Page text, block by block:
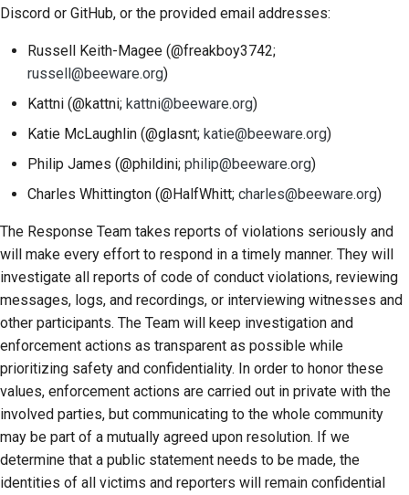
Discord or GitHub, or the provided email addresses:
Russell Keith-Magee (@freakboy3742;
russell@beeware.org)
Kattni (@kattni; kattni@beeware.org)
Katie McLaughlin (@glasnt; katie@beeware.org)
Philip James (@phildini; philip@beeware.org)
Charles Whittington (@HalfWhitt; charles@beeware.org)
The Response Team takes reports of violations seriously and
will make every effort to respond in a timely manner. They will
investigate all reports of code of conduct violations, reviewing
messages, logs, and recordings, or interviewing witnesses and
other participants. The Team will keep investigation and
enforcement actions as transparent as possible while
prioritizing safety and confidentiality. In order to honor these
values, enforcement actions are carried out in private with the
involved parties, but communicating to the whole community
may be part of a mutually agreed upon resolution. If we
determine that a public statement needs to be made, the
identities of all victims and reporters will remain confidential